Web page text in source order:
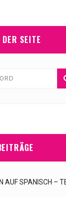
DER SEITE
AUF SPANISCH –